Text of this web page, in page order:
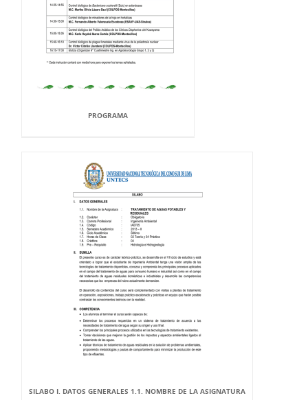
PROGRAMA
SILABO I. DATOS GENERALES 1.1. NOMBRE DE LA ASIGNATURA